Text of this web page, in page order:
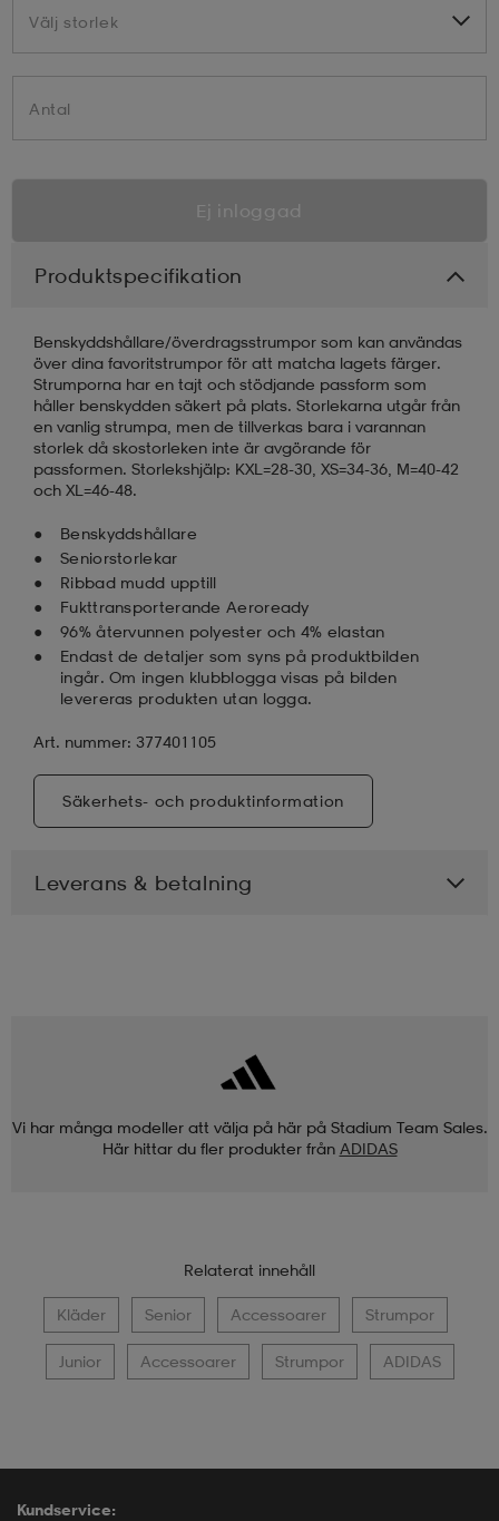
Välj storlek
Välj storlek
Antal
Ej inloggad
Produktspecifikation
Benskyddshållare/överdragsstrumpor som kan användas
över dina favoritstrumpor för att matcha lagets färger.
Strumporna har en tajt och stödjande passform som
håller benskydden säkert på plats. Storlekarna utgår från
en vanlig strumpa, men de tillverkas bara i varannan
storlek då skostorleken inte är avgörande för
passformen. Storlekshjälp: KXL=28-30, XS=34-36, M=40-42
och XL=46-48.
Benskyddshållare
Seniorstorlekar
Ribbad mudd upptill
Fukttransporterande Aeroready
96% återvunnen polyester och 4% elastan
Endast de detaljer som syns på produktbilden
ingår. Om ingen klubblogga visas på bilden
levereras produkten utan logga.
Art. nummer: 377401105
Säkerhets- och produktinformation
Leverans & betalning
Vi har många modeller att välja på här på Stadium Team Sales.
Här hittar du fler produkter från ADIDAS
Relaterat innehåll
Kläder Senior Accessoarer Strumpor
Junior Accessoarer Strumpor ADIDAS
Kundservice: